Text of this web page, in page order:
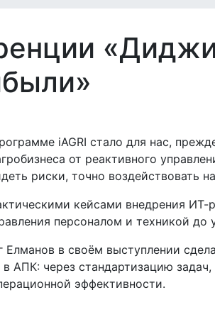
iAGRI стало для нас,
от реактивного
риски, точно воздействовать
кейсами внедрения
персоналом и техникой до
в своём выступлении
АПК: через стандартизацию
эффективности.